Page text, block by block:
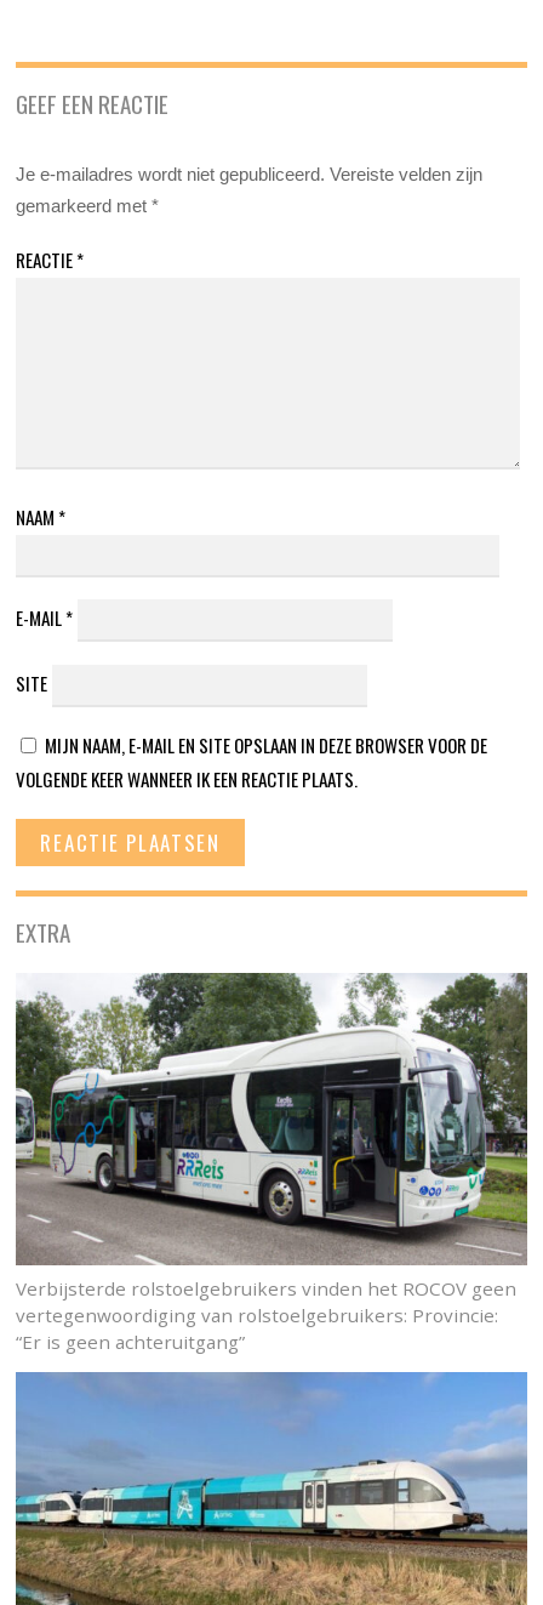
GEEF EEN REACTIE
Je e-mailadres wordt niet gepubliceerd. Vereiste velden zijn
gemarkeerd met*
REACTIE*
NAAM *
E-MAIL*
SITE
MIJN NAAM, E-MAIL EN SITE OPSLAAN IN DEZE BROWSER VOOR DE
VOLGENDE KEER WANNEER IK EEN REACTIE PLAATS.
EXTRA
Verbijsterde rolstoelgebruikers vinden het ROCOV geen
vertegenwoordiging van rolstoelgebruikers: Provincie:
“Er is geen achteruitgang”